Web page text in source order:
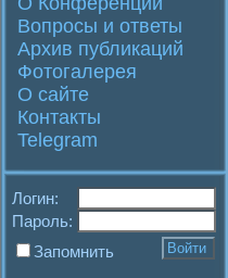
Вопросы и ответы
Архив публикаций
Фотогалерея
О сайте
Контакты
Telegram
Логин:
Пароль:
Запомнить